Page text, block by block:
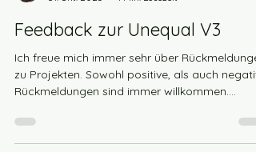
31. Okt. 2025
1 Min. Lesezeit
Feedback zur Unequal V3
Ich freue mich immer sehr über
Rückmeldungen sind immer willkommen.